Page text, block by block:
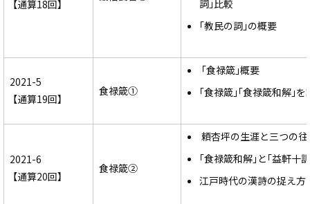
【通算18回】
詞｣比較
｢教民の詞｣の概要
2021-5
【通算19回】
食禄箴①
｢食禄箴｣概要
｢食禄箴｣｢食禄箴和解｣を
2021-6
【通算20回】
食禄箴②
頼杏坪の生涯と三つの
｢食禄箴和解｣と｢益軒十
江戸時代の漢詩の捉え方